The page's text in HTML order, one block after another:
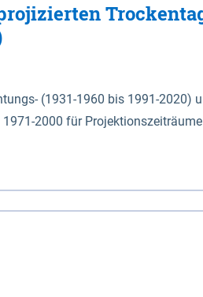
(1931-1960 bis 1991-2020)
2000 für
(Mai - Okt.) - hwi:
GIS eine Klassifizierung der